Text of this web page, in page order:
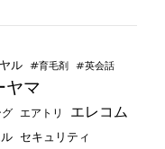
ル #育毛剤 #英会話
ヤマ
エアトリ エレコム
セキュリティ